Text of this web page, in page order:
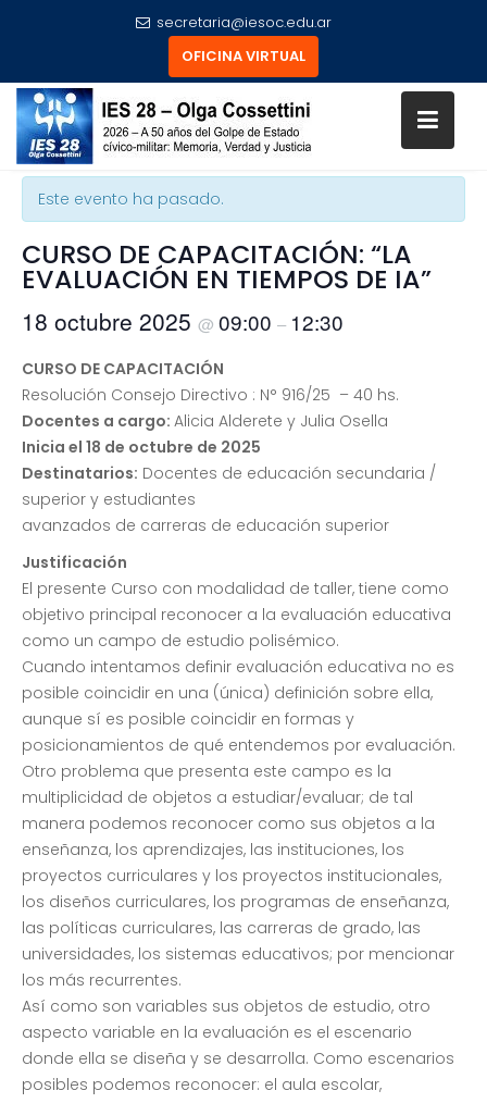
Skip
content
secretaria@iesoc.edu.ar
OFICINA VIRTUAL
« Todos los Eventos
Este evento ha pasado.
CURSO DE CAPACITACIÓN: “LA
EVALUACIÓN EN TIEMPOS DE IA”
18 octubre 2025 @ 09:00 – 12:30
CURSO DE CAPACITACIÓN
Resolución Consejo Directivo : N° 916/25 – 40 hs.
Docentes a cargo: Alicia Alderete y Julia Osella
Inicia el 18 de octubre de 2025
Destinatarios: Docentes de educación secundaria /
superior y estudiantes
avanzados de carreras de educación superior
Justificación
El presente Curso con modalidad de taller, tiene como
objetivo principal reconocer a la evaluación educativa
como un campo de estudio polisémico.
Cuando intentamos definir evaluación educativa no es
posible coincidir en una (única) definición sobre ella,
aunque sí es posible coincidir en formas y
posicionamientos de qué entendemos por evaluación.
Otro problema que presenta este campo es la
multiplicidad de objetos a estudiar/evaluar; de tal
manera podemos reconocer como sus objetos a la
enseñanza, los aprendizajes, las instituciones, los
proyectos curriculares y los proyectos institucionales,
los diseños curriculares, los programas de enseñanza,
las políticas curriculares, las carreras de grado, las
universidades, los sistemas educativos; por mencionar
los más recurrentes.
Así como son variables sus objetos de estudio, otro
aspecto variable en la evaluación es el escenario
donde ella se diseña y se desarrolla. Como escenarios
posibles podemos reconocer: el aula escolar,